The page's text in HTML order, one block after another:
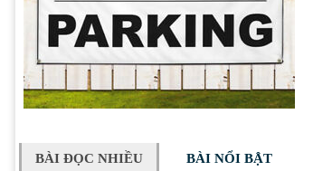
BÀI ĐỌC NHIỀU BÀI NỔI BẬT